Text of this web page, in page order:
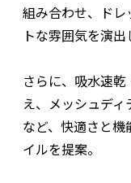
組み合わせ、ド
トな雰囲気を演出
さらに、吸水速
え、メッシュデ
など、快適さと機
イルを提案。